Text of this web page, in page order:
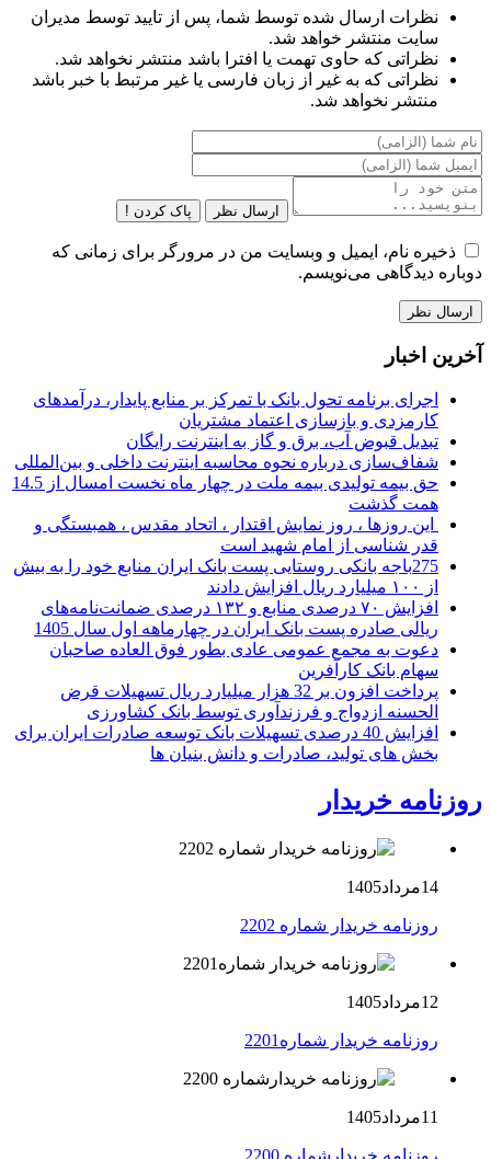
نظرات ارسال شده توسط شما، پس از تایید توسط مدیران
سایت منتشر خواهد شد.
نظراتی که حاوی تهمت یا افترا باشد منتشر نخواهد شد.
نظراتی که به غیر از زبان فارسی یا غیر مرتبط با خبر باشد
منتشر نخواهد شد.
ارسال نظر پاک کردن !
ذخیره نام، ایمیل و وبسایت من در مرورگر برای زمانی که
دوباره دیدگاهی می‌نویسم.
آخرین اخبار
اجرای برنامه تحول بانک با تمرکز بر منابع پایدار، درآمدهای
کارمزدی و بازسازی اعتماد مشتریان
تبدیل قبوض آب، برق و گاز به اینترنت رایگان
شفاف‌سازی درباره نحوه محاسبه اینترنت داخلی و بین‌المللی
حق بیمه تولیدی بیمه ملت در چهار ماه نخست امسال از 14.5
همت گذشت
این روزها ، روز نمایش اقتدار ، اتحاد مقدس ، همبستگی و
قدر شناسی از امام شهید است
275باجه بانکی روستایی پست بانک ایران منابع خود را به بیش
از ۱۰۰ میلیارد ریال افزایش دادند
افزایش ۷۰ درصدی منابع و ۱۳۲ درصدی ضمانت‌نامه‌های
ریالی صادره پست بانک ایران در چهارماهه اول سال 1405
دعوت به مجمع عمومی عادی بطور فوق العاده صاحبان
سهام بانک کارآفرین
پرداخت افزون بر 32 هزار میلیارد ریال تسهیلات قرض
الحسنه ازدواج و فرزندآوری توسط بانک کشاورزی
افزایش 40 درصدی تسهیلات بانک توسعه صادرات ایران برای
بخش های تولید، صادرات و دانش بنیان ها
روزنامه خریدار
14مرداد1405
روزنامه خریدار شماره 2202
12مرداد1405
روزنامه خریدار شماره2201
11مرداد1405
روزنامه خریدارشماره 2200